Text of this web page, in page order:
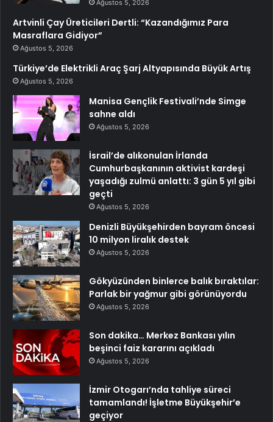
Ağustos 5, 2026
Artvinli Çay Üreticileri Dertli: “Kazandığımız Para
Masraflara Gidiyor”
Ağustos 5, 2026
Türkiye’de Elektrikli Araç Şarj Altyapısında Büyük Artış
Ağustos 5, 2026
Manisa Gençlik Festivali’nde Simge
sahne aldı
Ağustos 5, 2026
İsrail’de alıkonulan İrlanda
Cumhurbaşkanının aktivist kardeşi
yaşadığı zulmü anlattı: 3 gün 5 yıl gibi
geçti
Ağustos 5, 2026
Denizli Büyükşehirden bayram öncesi
10 milyon liralık destek
Ağustos 5, 2026
Gökyüzünden binlerce balık bıraktılar:
Parlak bir yağmur gibi görünüyordu
Ağustos 5, 2026
Son dakika… Merkez Bankası yılın
beşinci faiz kararını açıkladı
Ağustos 5, 2026
İzmir Otogarı’nda tahliye süreci
tamamlandı! İşletme Büyükşehir’e
geçiyor